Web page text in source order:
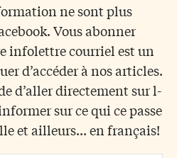
ne sont plus
Vous abonner
infolettre courriel est un
d’accéder à nos articles.
d’aller directement sur l-
sur ce qui ce passe
et ailleurs... en français!